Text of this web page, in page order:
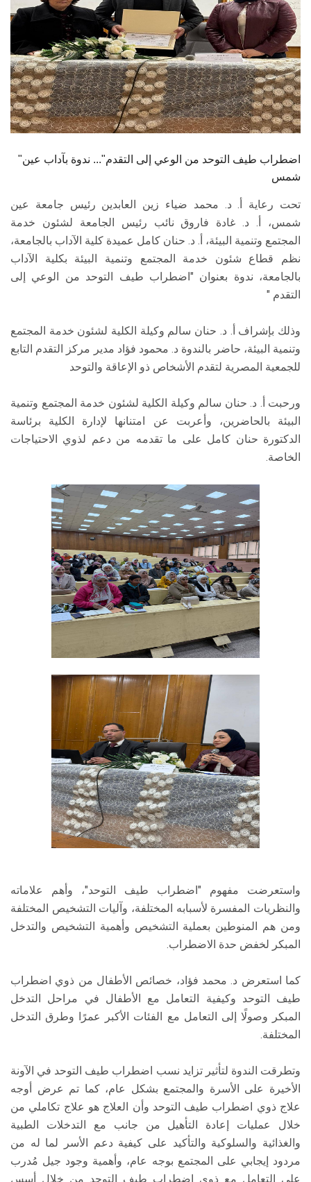
الدراسات العليا
الخريجين
الموظفون
الزائـرون
"اضطراب طيف التوحد من الوعي إلى التقدم"... ندوة بآداب عين
شمس
تحت رعاية أ. د. محمد ضياء زين العابدين رئيس جامعة عين
شمس، أ. د. غادة فاروق نائب رئيس الجامعة لشئون خدمة
المجتمع وتنمية البيئة، أ. د. حنان كامل عميدة كلية الآداب بالجامعة،
نظم قطاع شئون خدمة المجتمع وتنمية البيئة بكلية الآداب
بالجامعة، ندوة بعنوان "اضطراب طيف التوحد من الوعي إلى
التقدم "
وذلك بإشراف أ. د. حنان سالم وكيلة الكلية لشئون خدمة المجتمع
وتنمية البيئة، حاضر بالندوة د. محمود فؤاد مدير مركز التقدم التابع
للجمعية المصرية لتقدم الأشخاص ذو الإعاقة والتوحد
ورحبت أ. د. حنان سالم وكيلة الكلية لشئون خدمة المجتمع وتنمية
البيئة بالحاضرين، وأعربت عن امتنانها لإدارة الكلية برئاسة
الدكتورة حنان كامل على ما تقدمه من دعم لذوي الاحتياجات
الخاصة.
واستعرضت مفهوم "اضطراب طيف التوحد"، وأهم علاماته
والنظريات المفسرة لأسبابه المختلفة، وآليات التشخيص المختلفة
ومن هم المنوطين بعملية التشخيص وأهمية التشخيص والتدخل
المبكر لخفض حدة الاضطراب.
كما استعرض د. محمد فؤاد، خصائص الأطفال من ذوي اضطراب
طيف التوحد وكيفية التعامل مع الأطفال في مراحل التدخل
المبكر وصولًا إلى التعامل مع الفئات الأكبر عمرًا وطرق التدخل
المختلفة.
وتطرقت الندوة لتأثير تزايد نسب اضطراب طيف التوحد في الآونة
الأخيرة على الأسرة والمجتمع بشكل عام، كما تم عرض أوجه
علاج ذوي اضطراب طيف التوحد وأن العلاج هو علاج تكاملي من
خلال عمليات إعادة التأهيل من جانب مع التدخلات الطبية
والغذائية والسلوكية والتأكيد على كيفية دعم الأسر لما له من
مردود إيجابي على المجتمع بوجه عام، وأهمية وجود جيل مُدرب
على التعامل مع ذوي اضطراب طيف التوحد من خلال أسس